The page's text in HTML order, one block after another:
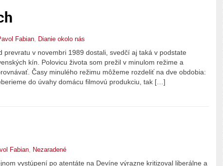
Fabian, Dianie okolo nás
prevratu v novembri 1989 dostali, svedčí aj taká v podstate
kín. Polovicu života som prežil v minulom režime a
Časy minulého režimu môžeme rozdeliť na dve obdobia:
do úvahy domácu filmovú produkciu, tak […]
Fabian Nezaradené
vystúpení po atentáte na Devíne výrazne kritizoval liberálne a